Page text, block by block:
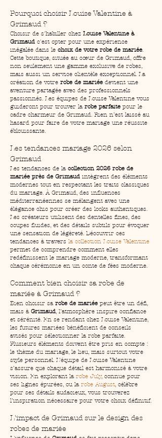
Pourquoi choisir Louise Valentine à
Grimaud ?
Choisir de s'habiller chez Louise Valentine à
Grimaud c'est opter pour une expérience
inégalée dans le choix de votre robe de mariée.
Cette boutique, située au cœur de Grimaud, offre
non seulement une gamme exclusive de robes,
mais aussi un service clientèle exceptionnel. La
création de votre robe de mariée devient une
aventure partagée avec des professionnels
passionnés. Les équipes de Louise Valentine vous
guideront pour trouver la robe parfaite pour le
cadre charmeur de Grimaud. Rien n’est laissé au
hasard pour faire de votre mariage une réussite
éblouissante.
Les tendances mariage 2026 selon
Grimaud
Les tendances de la collection 2026 robe de
mariée près de Grimaud intègrent des éléments
modernes tout en respectant les traits classiques
du mariage. À Grimaud, des influences
méditerranéennes se mélangent avec une
élégance chic pour créer des looks authentiques.
Les créateurs utilisent des dentelles fines, des
coupes fluides, et des détails subtils pour évoquer
une sensation de légèreté. Découvrir ces
tendances à travers la collection Louise Valentine
permet de comprendre comment elles
redéfinissent le mariage moderne, transformant
chaque cérémonie en un conte de fées moderne.
Comment bien choisir sa robe de
mariée à Grimaud ?
Bien choisir sa robe de mariée peut être un défi,
mais à Grimaud, l’atmosphère inspire confiance
et sérénité. En se rendant chez Louise Valentine,
les futures mariées bénéficient de conseils
avisés pour sélectionner la robe parfaite.
Plusieurs éléments doivent être pris en compte :
le thème du mariage, le lieu, mais surtout votre
style personnel. L’équipe de Louise Valentine
s’assure que chaque détail est harmonisé à votre
vision. En explorant la robe July, connue pour
ses lignes épurées, ou la robe August, célèbre
pour ses détails audacieux, vous trouverez
l’inspiration nécessaire pour votre choix définitif.
L'impact de Grimaud sur le design des
robes de mariée